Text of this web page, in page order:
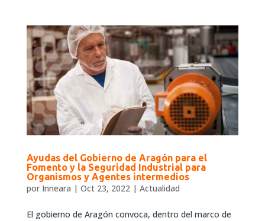
Ayudas del Gobierno de Aragón para el
Fomento y la Seguridad Industrial para
Organismos y Agentes intermedios
por Inneara | Oct 23, 2022| Actualidad
El gobierno de Aragón convoca, dentro del marco de